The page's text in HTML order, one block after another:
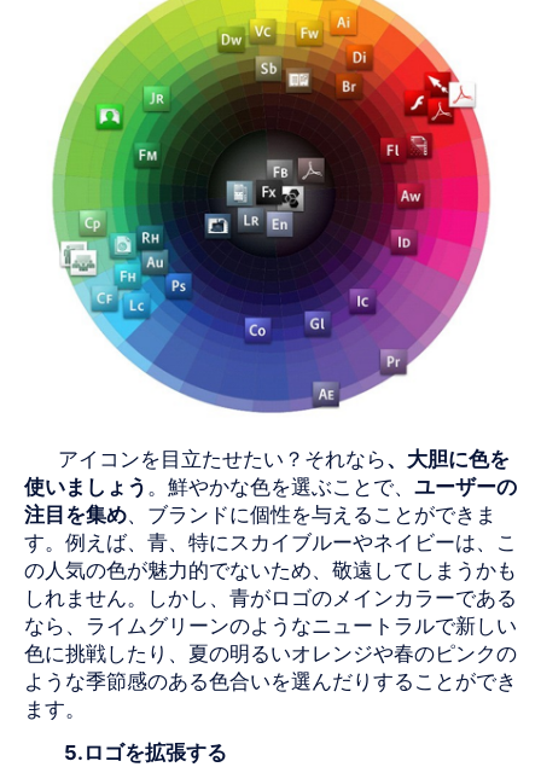
アイコンを目立たせたい？それなら、大胆に色を
使いましょう 。鮮やかな色を選ぶことで、 ユーザーの
注目を集め、ブランドに個性を与えることができま
す。例えば、青、特にスカイブルーやネイビーは、こ
の人気の色が魅力的でないため、敬遠してしまうかも
しれません。しかし、青がロゴの メインカラーである
なら、ライムグリーンのようなニュートラルで新しい
色に挑戦したり、夏の明るいオレンジや春のピンクの
ような季節感のある色合いを選んだりすることができ
ます。
5. ロゴを拡張する